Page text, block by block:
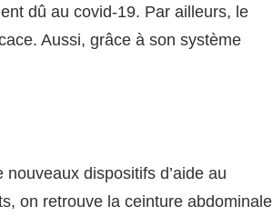
dû au covid-19. Par ailleurs, le
Aussi, grâce à son système
dispositifs d’aide au
on retrouve la ceinture abdominale